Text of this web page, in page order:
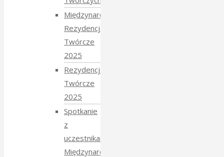
Międzynarodowe
Rezydencje
Twórcze
2025
Rezydencje
Twórcze
2025
Spotkanie
z
uczestnikami
Międzynarodowych